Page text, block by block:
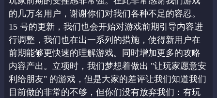
的几万名用户，谢谢你们对我们各种不足的容忍。
15 号的更新，我们也会开始对游戏前期引导内容进
行调整，我们也在出一系列的措施，使得新用户在
前期能够更快速的理解游戏。同时增加更多的攻略
内容产出。 立项时，我们梦想着做出 "让玩家愿意安
利给朋友" 的游戏，但是大家的差评让我们知道我们
目前做的非常的不够，但你们没有放弃我们：有玩